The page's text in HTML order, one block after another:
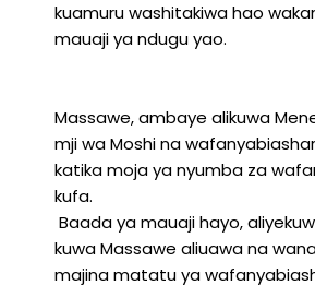
kuamuru washitakiwa hao
mauaji ya ndugu yao.
Massawe, ambaye alikuwa
mji wa Moshi na
katika moja ya nyumba za
kufa.
Baada ya mauaji hayo,
kuwa Massawe aliuawa na
majina matatu ya